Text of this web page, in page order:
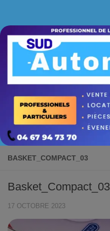
BASKET_COMPACT_03
Basket_Compact_03
17 OCTOBRE 2023